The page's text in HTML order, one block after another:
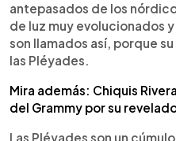
antepasados de los
de luz muy evolucionados
son llamados así, porque
las Pléyades.
Mira además: Chiquis
del Grammy por su
Las Pléyades son un